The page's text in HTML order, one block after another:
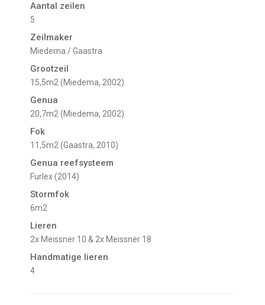
Aantal zeilen
5
Zeilmaker
Miedema / Gaastra
Grootzeil
15,5m2 (Miedema, 2002)
Genua
20,7m2 (Miedema, 2002)
Fok
11,5m2 (Gaastra, 2010)
Genua reefsysteem
Furlex (2014)
Stormfok
6m2
Lieren
2x Meissner 10 & 2x Meissner 18
Handmatige lieren
4